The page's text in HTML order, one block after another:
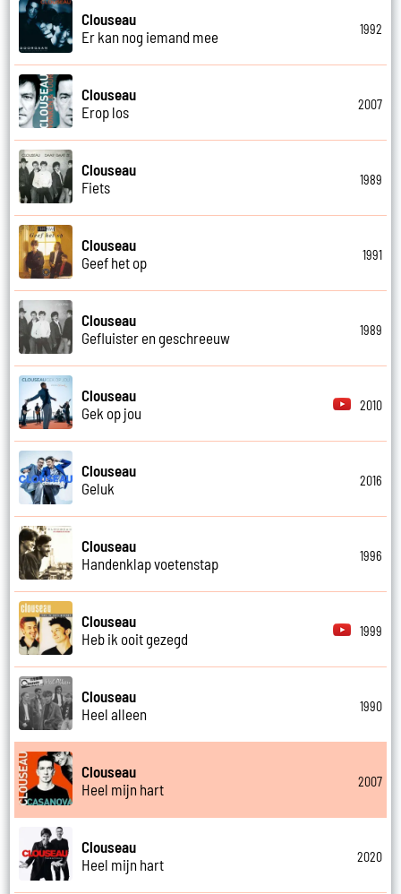
Clouseau
Er kan nog iemand mee
1992
Clouseau
Erop los
2007
Clouseau
Fiets
1989
Clouseau
Geef het op
1991
Clouseau
Gefluister en geschreeuw
1989
Clouseau
Gek op jou
2010
Clouseau
Geluk
2016
Clouseau
Handenklap voetenstap
1996
Clouseau
Heb ik ooit gezegd
1999
Clouseau
Heel alleen
1990
Clouseau
Heel mijn hart
2007
Clouseau
Heel mijn hart
2020